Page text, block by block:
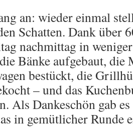
an: wieder einmal
Schatten. Dank über
nachmittag in
Bänke aufgebaut,
bestückt, die
– und das
Als Dankeschön gab
in gemütlicher Runde